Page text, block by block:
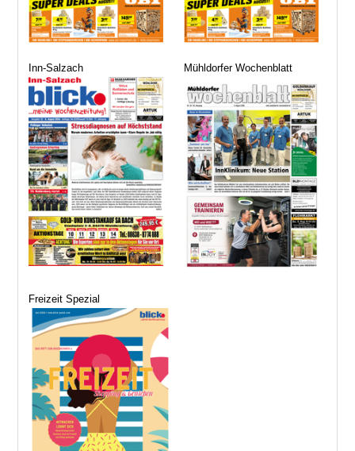
Inn-Salzach Mühldorfer Wochenblatt
Freizeit Spezial